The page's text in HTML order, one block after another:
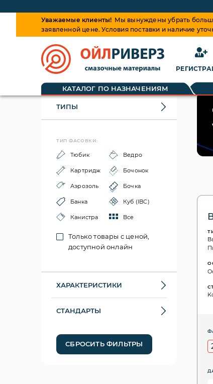
Уважаемые клиенты! Мы вынуждены убрать
заявленной цене. Условия поставки и наличие
КАТАЛОГ ПО НАЗНАЧЕНИЯМ
ТИПЫ
ТИП ФАСОВКИ:
Тюбик Ведро
Картридж Бочонок
Аэрозоль Бочка
Банка Куб (IBC)
Канистра Все
Только товары с ценой,
доступной онлайн
ХАРАКТЕРИСТИКИ
СТАНДАРТЫ
СБРОСИТЬ ФИЛЬТРЫ